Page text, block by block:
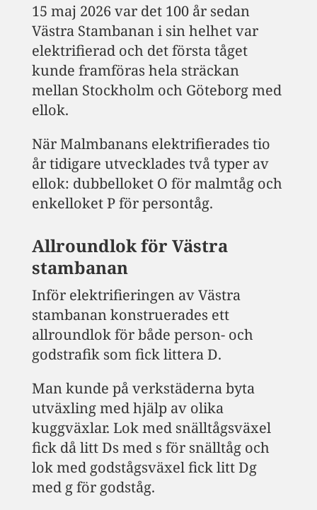
15 maj 2026 var det 100 år sedan
Västra Stambanan i sin helhet var
elektrifierad och det första tåget
kunde framföras hela sträckan
mellan Stockholm och Göteborg med
ellok.
När Malmbanans elektrifierades tio
år tidigare utvecklades två typer av
ellok: dubbelloket O för malmtåg och
enkelloket P för persontåg.
Allroundlok för Västra
stambanan
Inför elektrifieringen av Västra
stambanan konstruerades ett
allroundlok för både person- och
godstrafik som fick littera D.
Man kunde på verkstäderna byta
utväxling med hjälp av olika
kuggväxlar. Lok med snälltågsväxel
fick då litt Ds med s för snälltåg och
lok med godstågsväxel fick litt Dg
med g för godståg.